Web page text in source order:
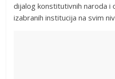
dijalog konstitutivnih naroda
izabranih institucija na svim